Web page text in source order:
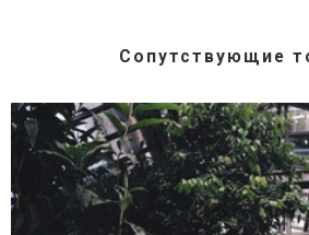
Сопутствующие